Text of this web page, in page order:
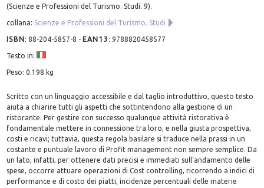
(Scienze e Professioni del Turismo. Studi. 9).
collana: Scienze e Professioni del Turismo. Studi
ISBN:88-204-5857-8 - EAN13 :9788820458577
Testo in:
Peso: 0.198 kg
Scritto con un linguaggio accessibile e dal taglio introduttivo, questo testo
aiuta a chiarire tutti gli aspetti che sottintendono alla gestione di un
ristorante. Per gestire con successo qualunque attività ristorativa è
fondamentale mettere in connessione tra loro, e nella giusta prospettiva,
costi e ricavi; tuttavia, questa regola basilare si traduce nella prassi in un
costante e puntuale lavoro di Profit management non sempre semplice. Da
un lato, infatti, per ottenere dati precisi e immediati sull'andamento delle
spese, occorre attuare operazioni di Cost controlling, ricorrendo a indici di
performance e di costo dei piatti, incidenze percentuali delle materie